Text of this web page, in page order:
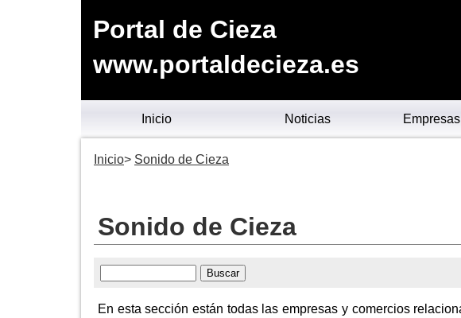
Portal de Cieza
www.portaldecieza.es
Inicio Noticias
Inicio Sonido de Cieza
Sonido de Cieza
En esta sección están todas las empresas y comercios